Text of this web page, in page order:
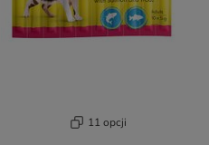
11 opcji